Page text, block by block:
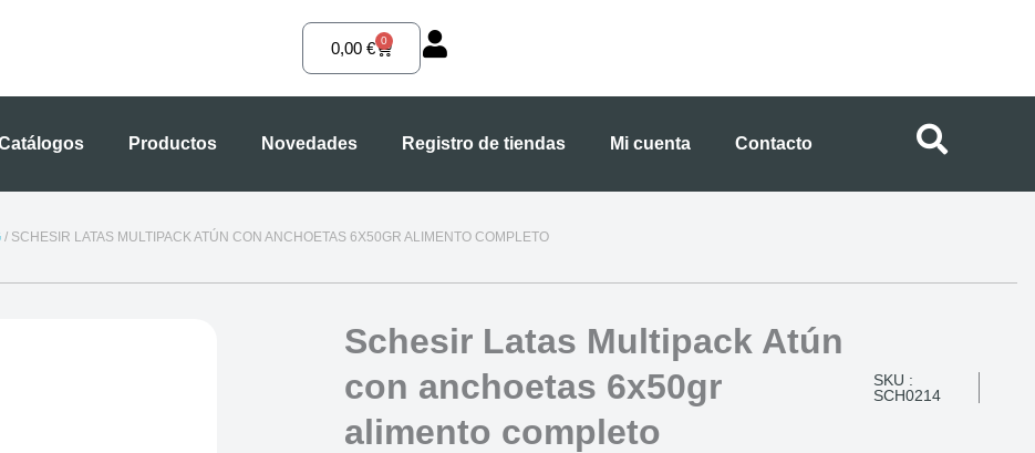
0,00 € 0
Carrito
Productos Novedades Registro de tiendas Mi cuenta Contacto
/ SCHESIR LATAS MULTIPACK ATÚN CON ANCHOETAS 6X50GR ALIMENTO COMPLETO
Schesir Latas Multipack Atún
con anchoetas 6x50gr
alimento completo
SKU :
SCH0214